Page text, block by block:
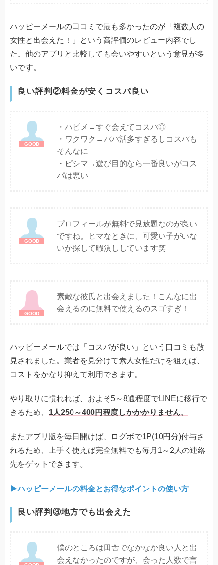
ハッピーメールの口コミで最も多かったのが「複数人の
女性と出会えた！」という高評価のレビュー内容でし
た。他のアプリと比較しても会いやすいという意見が多
いです。
良い評判②料金が安くコスパ良い
・ハピメ→すぐ会えてコスパ◎
・ワクワク→パパ活多すぎるしコスパも
そんなに
・ピシマ→遊び目的なら一番良いがコス
パは悪い
プロフィールが無料で見放題なのが良い
ですね。ヒマなときに、可愛い子がいな
いか探して暇潰ししています笑
素敵な彼氏と出会えました！こんなに出
会えるのに無料で使えるのスゴすぎ！
ハッピーメールでは「コスパが良い」という口コミも散
見されました。業者を見分けて素人女性だけを狙えば、
コストをかなり抑えて利用できます。
やり取りに慣れれば、およそ5～8通程度でLINEに移行で
きるため、 1人250～400円程度しかかかりません。
またアプリ版を毎日開けば、ログボで1P(10円分)付与さ
れるため、上手く使えば完全無料でも毎月1～2人の連絡
先をゲットできます。
▶ハッピーメールの料金とお得なポイントの使い方
良い評判③地方でも出会えた
僕のところは田舎でなかなか良い人と出
会えなかったのですが、会った人数で言